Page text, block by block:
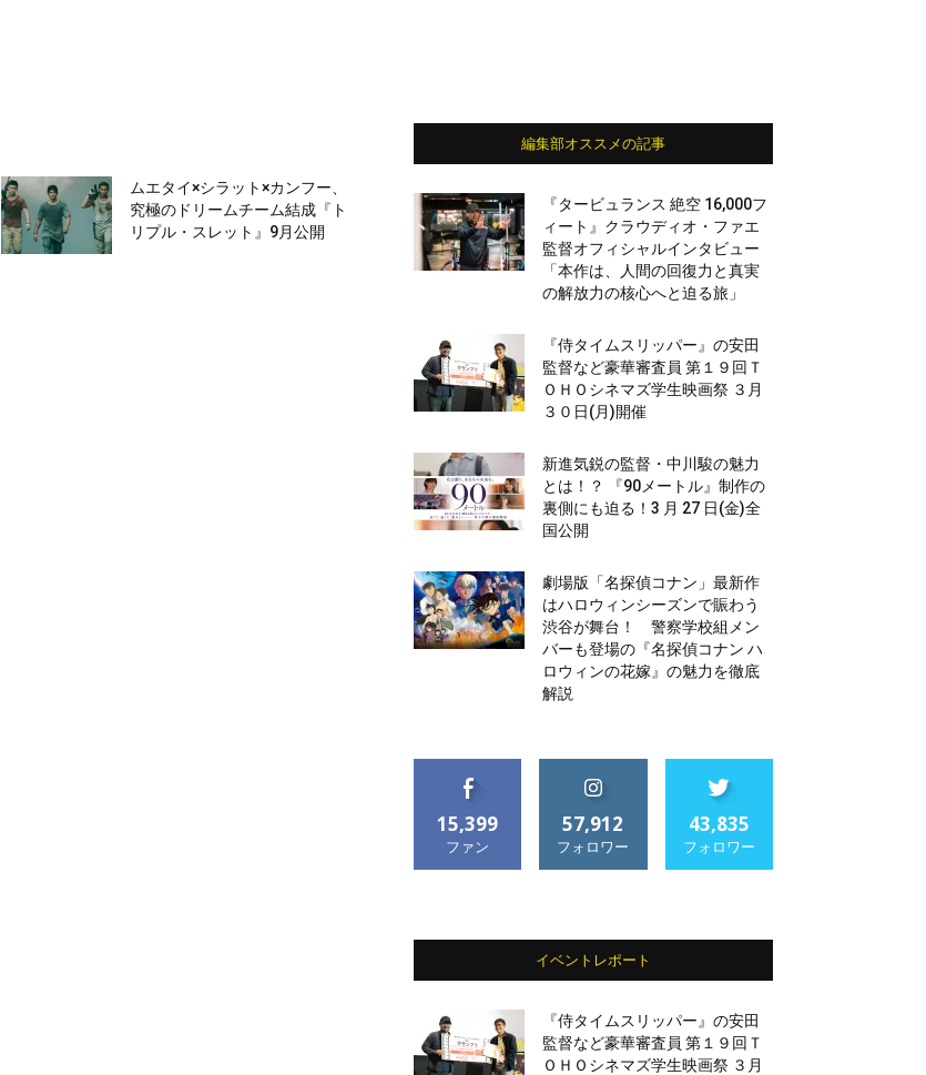
ムエタイ×シラット×カンフー、
究極のドリームチーム結成『ト
リプル・スレット』9月公開
編集部オススメの記事
『タービュランス 絶空 16,000フ
ィート』クラウディオ・ファエ
監督オフィシャルインタビュー
「本作は、人間の回復力と真実
の解放力の核心へと迫る旅」
『侍タイムスリッパー』の安田
監督など豪華審査員 第１９回Ｔ
ＯＨＯシネマズ学生映画祭 ３月
３０日(月)開催
新進気鋭の監督・中川駿の魅力
とは！？ 『90メートル』制作の
裏側にも迫る！3 月 27 日(金)全
国公開
劇場版「名探偵コナン」最新作
はハロウィンシーズンで賑わう
渋谷が舞台！ 警察学校組メン
バーも登場の『名探偵コナン ハ
ロウィンの花嫁』の魅力を徹底
解説
15,399
ファン
57,912
フォロワー
43,835
フォロワー
イベントレポート
『侍タイムスリッパー』の安田
監督など豪華審査員 第１９回Ｔ
ＯＨＯシネマズ学生映画祭 ３月